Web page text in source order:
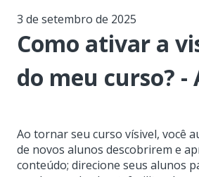
3 de setembro de 2025
Como ativar a
do meu curso? -
Ao tornar seu curso vísivel, você
de novos alunos descobrirem e
conteúdo; direcione seus alunos